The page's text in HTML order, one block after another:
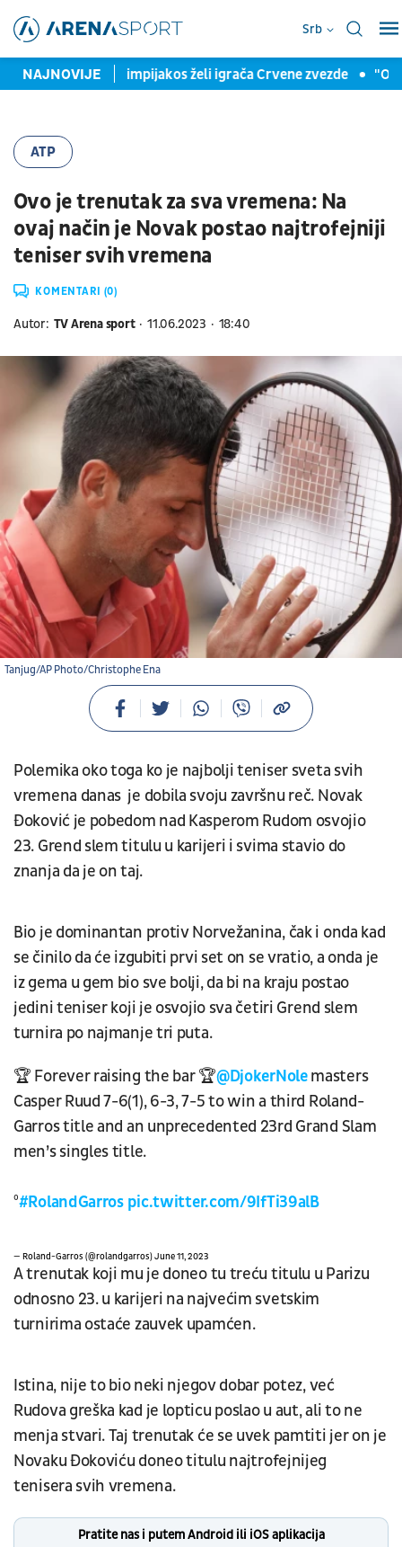
Srb
NAJNOVIJE
Grci pišu: Olimpijakos želi igrača Crvene zvezde
ATP
Ovo je trenutak za sva vremena: Na
ovaj način je Novak postao najtrofejniji
teniser svih vremena
KOMENTARI (0)
Autor: TV Arena sport 11.06.2023 18:40
Tanjug/AP Photo/Christophe Ena
Polemika oko toga ko je najbolji teniser sveta svih
vremena danas je dobila svoju završnu reč. Novak
Đoković je pobedom nad Kasperom Rudom osvojio
23. Grend slem titulu u karijeri i svima stavio do
znanja da je on taj.
Bio je dominantan protiv Norvežanina, čak i onda kad
se činilo da će izgubiti prvi set on se vratio, a onda je
iz gema u gem bio sve bolji, da bi na kraju postao
jedini teniser koji je osvojio sva četiri Grend slem
turnira po najmanje tri puta.
🏆 Forever raising the bar 🏆@DjokerNolemasters
Casper Ruud 7-6(1), 6-3, 7-5 to win a third Roland-
Garros title and an unprecedented 23rd Grand Slam
men’s singles title.
⁰#RolandGarros pic.twitter.com/9IfTi39alB
— Roland-Garros (@rolandgarros)June 11, 2023
A trenutak koji mu je doneo tu treću titulu u Parizu
odnosno 23. u karijeri na najvećim svetskim
turnirima ostaće zauvek upamćen.
Istina, nije to bio neki njegov dobar potez, već
Rudova greška kad je lopticu poslao u aut, ali to ne
menja stvari. Taj trenutak će se uvek pamtiti jer on je
Novaku Đokoviću doneo titulu najtrofejnijeg
tenisera svih vremena.
Pratite nas i putem Android ili iOS aplikacija